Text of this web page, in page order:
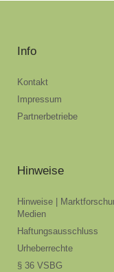
Info
Kontakt
Impressum
Partnerbetriebe
Hinweise
Hinweise |
Medien
Haftungsausschluss
Urheberrechte
§ 36 VSBG